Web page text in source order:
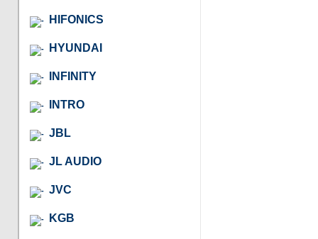
HIFONICS
HYUNDAI
INFINITY
INTRO
JBL
JL AUDIO
JVC
KGB